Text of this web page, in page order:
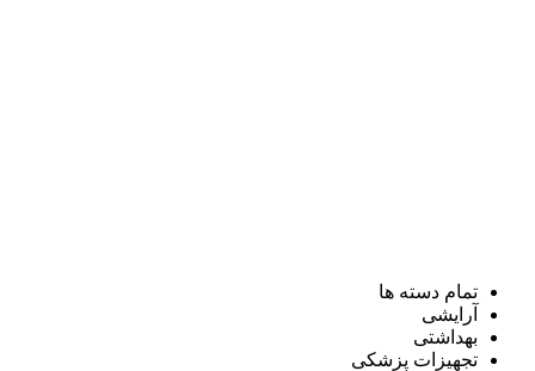
تمام دسته ها
آرایشی
بهداشتی
تجهیزات پزشکی